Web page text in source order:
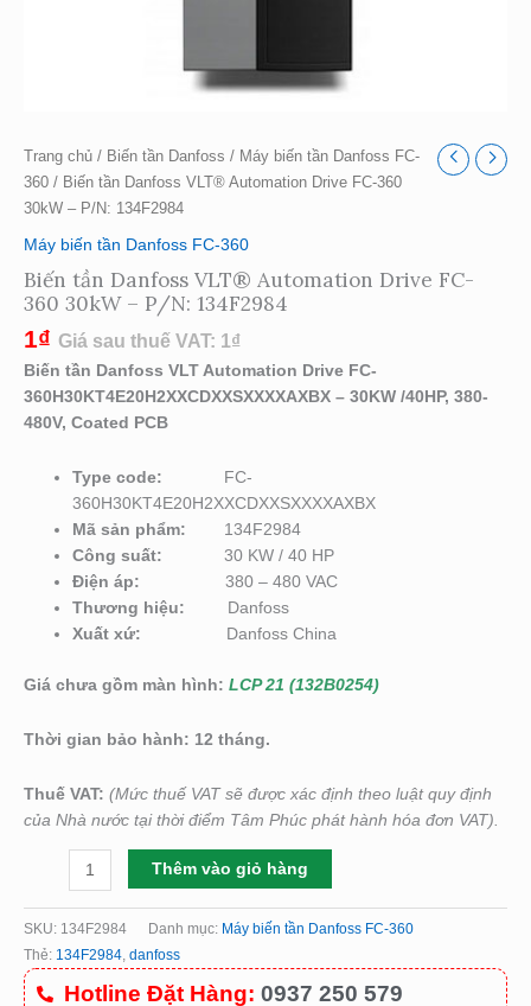
Trang chủ / Biến tần Danfoss / Máy biến tần Danfoss FC-
360 / Biến tần Danfoss VLT® Automation Drive FC-360
30kW – P/N: 134F2984
Máy biến tần Danfoss FC-360
Biến tần Danfoss VLT® Automation Drive FC-
360 30kW – P/N: 134F2984
1₫ Giá sau thuế VAT: 1₫
Biến tần Danfoss VLT Automation Drive FC-
360H30KT4E20H2XXCDXXSXXXXAXBX – 30KW /40HP, 380-
480V, Coated PCB
Type code:
FC-
360H30KT4E20H2XXCDXXSXXXXAXBX
Mã sản phẩm: 134F2984
Công suất:
30 KW / 40 HP
Điện áp:
380 – 480 VAC
Thương hiệu:
Danfoss
Xuất xứ:
Danfoss China
Giá chưa gồm màn hình: LCP 21 (132B0254)
Thời gian bảo hành: 12 tháng.
Thuế VAT: (Mức thuế VAT sẽ được xác định theo luật quy định
của Nhà nước tại thời điểm Tâm Phúc phát hành hóa đơn VAT).
Thêm vào giỏ hàng
SKU: 134F2984 Danh mục: Máy biến tần Danfoss FC-360
Thẻ: 134F2984, danfoss
Hotline Đặt Hàng: 0937 250 579